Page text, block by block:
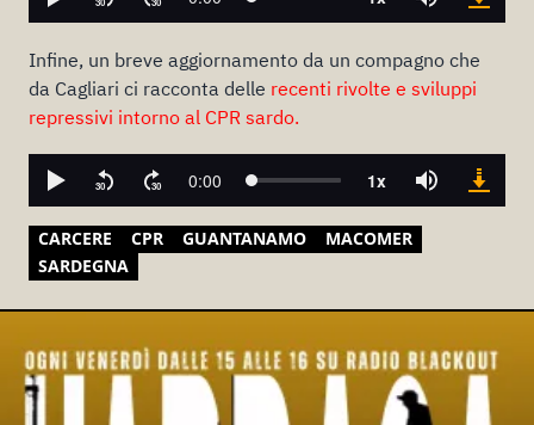
Infine, un breve aggiornamento da un compagno che
da Cagliari ci racconta delle recenti rivolte e sviluppi
repressivi intorno al CPR sardo.
CARCERE CPR GUANTANAMO
MACOMER
SARDEGNA